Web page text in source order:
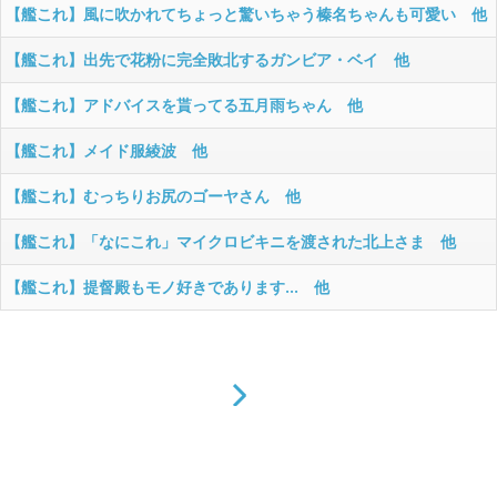
【艦これ】風に吹かれてちょっと驚いちゃう榛名ちゃんも可愛い 他
【艦これ】出先で花粉に完全敗北するガンビア・ベイ 他
【艦これ】アドバイスを貰ってる五月雨ちゃん 他
【艦これ】メイド服綾波 他
【艦これ】むっちりお尻のゴーヤさん 他
【艦これ】「なにこれ」マイクロビキニを渡された北上さま 他
【艦これ】提督殿もモノ好きであります... 他